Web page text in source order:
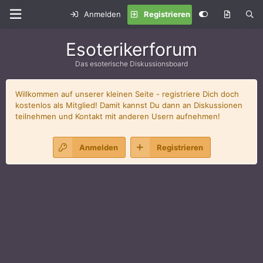
Anmelden Registrieren
Esoterikerforum
Das esoterische Diskussionsboard
Willkommen auf unserer kleinen Seite - registriere Dich doch
kostenlos als Mitglied! Damit kannst Du dann an Diskussionen
teilnehmen und Kontakt mit anderen Usern aufnehmen!
Anmelden Registrieren